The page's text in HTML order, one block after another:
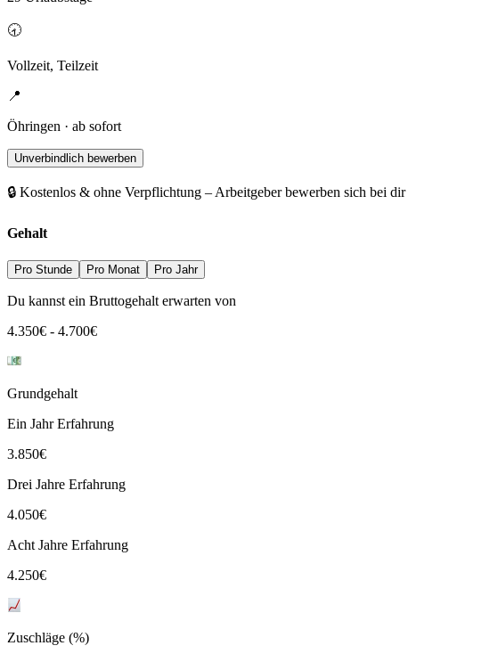
🕣
Vollzeit, Teilzeit
📍
Öhringen · ab sofort
Unverbindlich bewerben
🔒 Kostenlos & ohne Verpflichtung – Arbeitgeber bewerben sich bei dir
Gehalt
Pro Stunde Pro Monat Pro Jahr
Du kannst ein Bruttogehalt erwarten von
4.350€ - 4.700€
Grundgehalt
Ein Jahr Erfahrung
3.850€
Drei Jahre Erfahrung
4.050€
Acht Jahre Erfahrung
4.250€
Zuschläge (%)